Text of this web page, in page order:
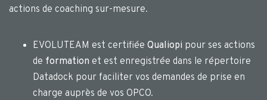
actions de coaching sur-mesure.
EVOLUTEAM est certifiée Qualiopi pour ses actions
de formation et est enregistrée dans le répertoire
Datadock pour faciliter vos demandes de prise en
charge auprès de vos OPCO.